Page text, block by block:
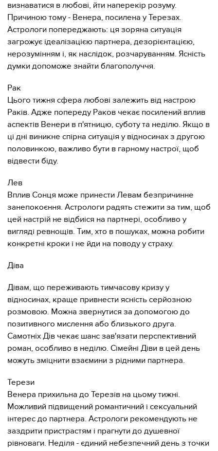
визнаватися в любові, йти наперекір розуму.
Причиною тому - Венера, посилена у Терезах.
Астрологи попереджають: ця зоряна ситуація
загрожує ідеалізацією партнера, дезорієнтацією,
нерозумінням і, як наслідок, розчаруванням. Ясність
думки допоможе знайти благополуччя.
Рак
Цього тижня сфера любові залежить від настрою
Раків. Адже попереду Раков чекає посилений вплив
аспектів Венери в п'ятницю, суботу та неділю. Якщо в
ці дні виникне спірна ситуація у відносинах з другою
половинкою, важливо бути в гарному настрої, щоб
відвести біду.
Лев
Вплив Сонця може принести Левам безпричинне
занепокоєння. Астрологи радять стежити за тим, щоб
цей настрій не відбиіся на партнері, особливо у
вигляді ревнощів. Тим, хто в пошуках, можна робити
конкретні кроки і не йди на поводу у страху.
Діва
Дівам, що переживають тимчасову кризу у
відносинах, краще привнести ясність серйозною
розмовою. Можна звернутися за допомогою до
позитивного мислення або близького друга.
Самотніх Дів чекає шанс зав'язати перспективний
роман, особливо в неділю. Сімейні Діви в цей день
можуть зміцнити взаємини з рідними партнера.
Терези
Венера прихильна до Терезів на цьому тижні.
Можливий підвищений романтичний і сексуальний
інтерес до партнера. Астрологи рекомендують не
заздрити пристрастям і прагнути до душевної
рівноваги. Неділя - єдиний небезпечний день з точки